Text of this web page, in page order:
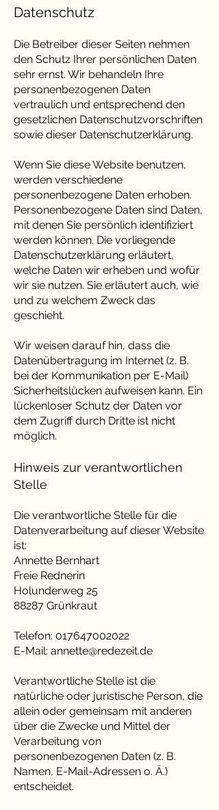
Datenschutz
Die Betreiber dieser Seiten nehmen
den Schutz Ihrer persönlichen Daten
sehr ernst. Wir behandeln Ihre
personenbezogenen Daten
vertraulich und entsprechend den
gesetzlichen Datenschutzvorschriften
sowie dieser Datenschutzerklärung.
Wenn Sie diese Website benutzen,
werden verschiedene
personenbezogene Daten erhoben.
Personenbezogene Daten sind Daten,
mit denen Sie persönlich identifiziert
werden können. Die vorliegende
Datenschutzerklärung erläutert,
welche Daten wir erheben und wofür
wir sie nutzen. Sie erläutert auch, wie
und zu welchem Zweck das
geschieht.
Wir weisen darauf hin, dass die
Datenübertragung im Internet (z. B.
bei der Kommunikation per E-Mail)
Sicherheitslücken aufweisen kann. Ein
lückenloser Schutz der Daten vor
dem Zugriff durch Dritte ist nicht
möglich.
Hinweis zur verantwortlichen
Stelle
Die verantwortliche Stelle für die
Datenverarbeitung auf dieser Website
ist:
Annette Bernhart
Freie Rednerin
Holunderweg 25
88287 Grünkraut
Telefon: 017647002022
E-Mail: annette@redezeit.de
Verantwortliche Stelle ist die
natürliche oder juristische Person, die
allein oder gemeinsam mit anderen
über die Zwecke und Mittel der
Verarbeitung von
personenbezogenen Daten (z. B.
Namen, E-Mail-Adressen o. Ä.)
entscheidet.